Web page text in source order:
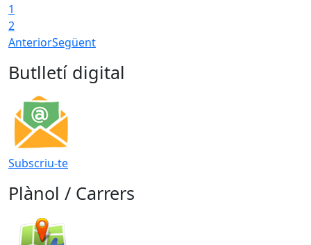
1
2
AnteriorSegüent
Butlletí digital
Subscriu-te
Plànol / Carrers